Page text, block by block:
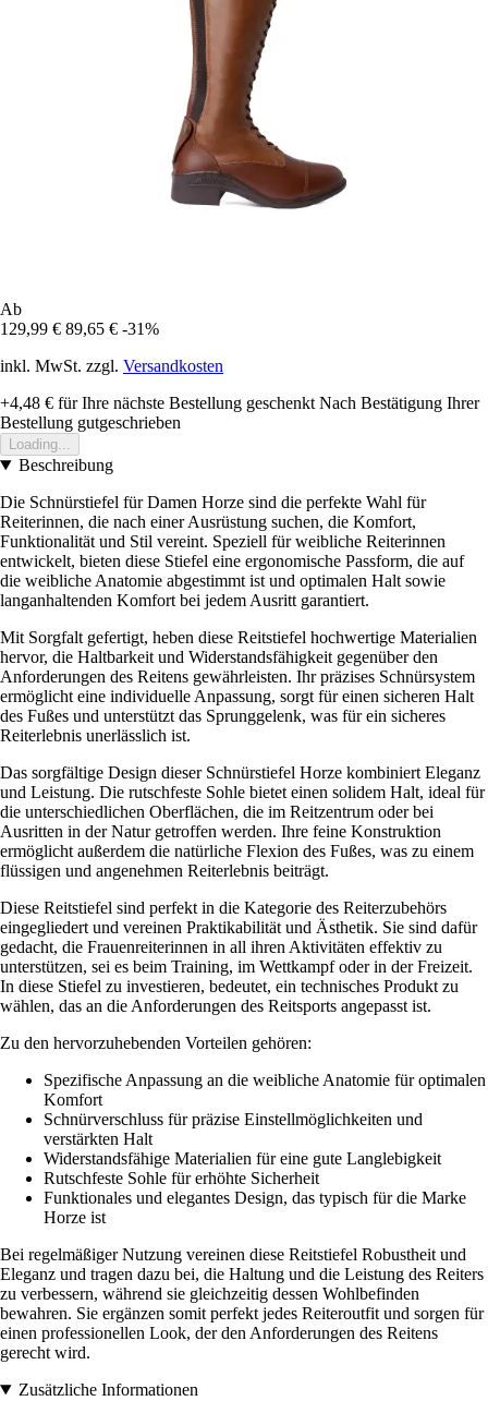
Ab
129,99 € 89,65 € -31%
inkl. MwSt. zzgl. Versandkosten
+4,48 € für Ihre nächste Bestellung geschenkt Nach Bestätigung Ihrer
Bestellung gutgeschrieben
Loading...
Beschreibung
Die Schnürstiefel für Damen Horze sind die perfekte Wahl für
Reiterinnen, die nach einer Ausrüstung suchen, die Komfort,
Funktionalität und Stil vereint. Speziell für weibliche Reiterinnen
entwickelt, bieten diese Stiefel eine ergonomische Passform, die auf
die weibliche Anatomie abgestimmt ist und optimalen Halt sowie
langanhaltenden Komfort bei jedem Ausritt garantiert.
Mit Sorgfalt gefertigt, heben diese Reitstiefel hochwertige Materialien
hervor, die Haltbarkeit und Widerstandsfähigkeit gegenüber den
Anforderungen des Reitens gewährleisten. Ihr präzises Schnürsystem
ermöglicht eine individuelle Anpassung, sorgt für einen sicheren Halt
des Fußes und unterstützt das Sprunggelenk, was für ein sicheres
Reiterlebnis unerlässlich ist.
Das sorgfältige Design dieser Schnürstiefel Horze kombiniert Eleganz
und Leistung. Die rutschfeste Sohle bietet einen solidem Halt, ideal für
die unterschiedlichen Oberflächen, die im Reitzentrum oder bei
Ausritten in der Natur getroffen werden. Ihre feine Konstruktion
ermöglicht außerdem die natürliche Flexion des Fußes, was zu einem
flüssigen und angenehmen Reiterlebnis beiträgt.
Diese Reitstiefel sind perfekt in die Kategorie des Reiterzubehörs
eingegliedert und vereinen Praktikabilität und Ästhetik. Sie sind dafür
gedacht, die Frauenreiterinnen in all ihren Aktivitäten effektiv zu
unterstützen, sei es beim Training, im Wettkampf oder in der Freizeit.
In diese Stiefel zu investieren, bedeutet, ein technisches Produkt zu
wählen, das an die Anforderungen des Reitsports angepasst ist.
Zu den hervorzuhebenden Vorteilen gehören:
Spezifische Anpassung an die weibliche Anatomie für optimalen
Komfort
Schnürverschluss für präzise Einstellmöglichkeiten und
verstärkten Halt
Widerstandsfähige Materialien für eine gute Langlebigkeit
Rutschfeste Sohle für erhöhte Sicherheit
Funktionales und elegantes Design, das typisch für die Marke
Horze ist
Bei regelmäßiger Nutzung vereinen diese Reitstiefel Robustheit und
Eleganz und tragen dazu bei, die Haltung und die Leistung des Reiters
zu verbessern, während sie gleichzeitig dessen Wohlbefinden
bewahren. Sie ergänzen somit perfekt jedes Reiteroutfit und sorgen für
einen professionellen Look, der den Anforderungen des Reitens
gerecht wird.
Zusätzliche Informationen